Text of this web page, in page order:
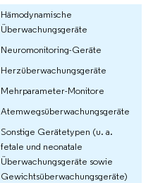
Hämodynamische
Überwachungsgeräte
Neuromonitoring-Geräte
Herzüberwachungsgeräte
Mehrparameter-Monitore
Atemwegsüberwachungsgeräte
Sonstige Gerätetypen (u. a.
fetale und neonatale
Überwachungsgeräte sowie
Gewichtsüberwachungsgeräte)